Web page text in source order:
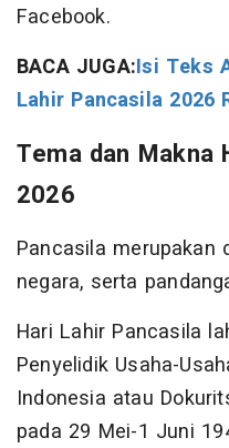
Facebook.
BACA JUGA:Isi Teks
Lahir Pancasila 2026
Tema dan Makna
2026
Pancasila merupakan
negara, serta
Hari Lahir Pancasila
Penyelidik Usaha-
Indonesia atau
pada 29 Mei-1 Juni